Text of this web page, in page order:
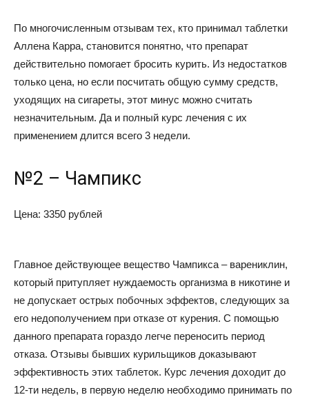
По многочисленным отзывам тех, кто принимал таблетки
Аллена Карра, становится понятно, что препарат
действительно помогает бросить курить. Из недостатков
только цена, но если посчитать общую сумму средств,
уходящих на сигареты, этот минус можно считать
незначительным. Да и полный курс лечения с их
применением длится всего 3 недели.
№2 – Чампикс
Цена: 3350 рублей
Главное действующее вещество Чампикса – варениклин,
который притупляет нуждаемость организма в никотине и
не допускает острых побочных эффектов, следующих за
его недополучением при отказе от курения. С помощью
данного препарата гораздо легче переносить период
отказа. Отзывы бывших курильщиков доказывают
эффективность этих таблеток. Курс лечения доходит до
12-ти недель, в первую неделю необходимо принимать по